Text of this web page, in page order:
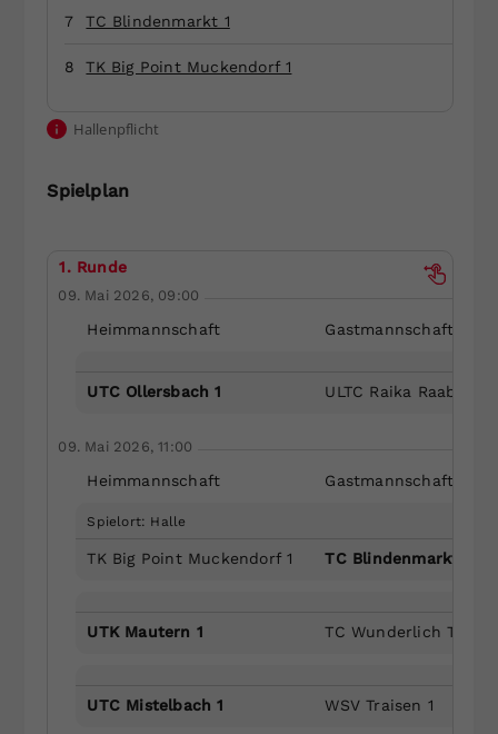
7 TC Blindenmarkt 1
8 TK Big Point Muckendorf 1
Hallenpflicht
Spielplan
1. Runde
09. Mai 2026, 09:00
Heimmannschaft Gastmannschaft
UTC Ollersbach 1 ULTC Raika Raabs 1
09. Mai 2026, 11:00
Heimmannschaft Gastmannschaft
Spielort: Halle
TK Big Point Muckendorf 1 TC Blindenmarkt 1
UTK Mautern 1 TC Wunderlich
UTC Mistelbach 1 WSV Traisen 1
Dieser Wert speichert Ihre Consent-
zufällig generierte ID, für die
vorgenommen Einstellungen, falls der